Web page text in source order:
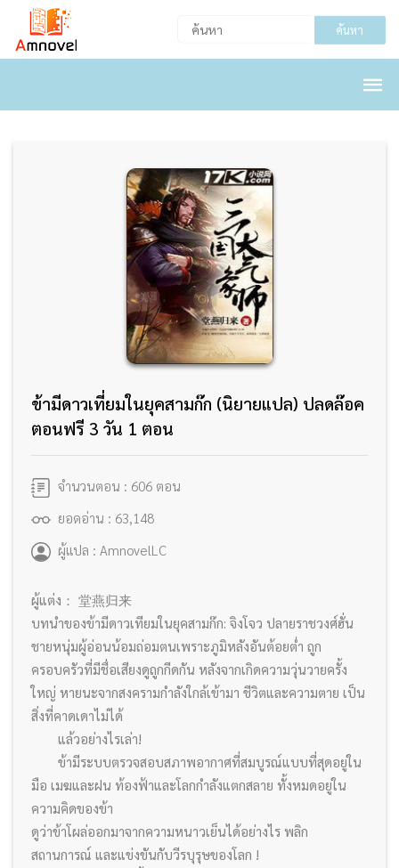
ค้นหา
ข้ามีดาวเที่ยมในยุคสามก๊ก (นิยายแปล) ปลดล๊อค
ตอนฟรี 3 วัน 1 ตอน
จำนวนตอน : 606 ตอน
ยอดอ่าน : 63,148
ผู้แปล : AmnovelLC
ผู้แต่ง： 堂燕归来
บทนำของข้ามีดาวเทียมในยุคสามก๊ก: จิงโจว ปลายราชวงศ์ฮั่น
ชายหนุ่มผู้อ่อนน้อมถ่อมตนเพราะภูมิหลังอันต้อยต่ำ ถูก
ครอบครัวที่มีชื่อเสียงดูถูกกีดกัน หลังจากเกิดความวุ่นวายครั้ง
ใหญ่ หายนะจากสงครามกำลังใกล้เข้ามา ชีวิตและความตาย เป็น
สิ่งที่คาดเดาไม่ได้
แล้วอย่างไรเล่า!
ข้ามีระบบตรวจสอบสภาพอากาศที่สมบูรณ์แบบที่สุดอยู่ใน
มือ เมฆและฝน ท้องฟ้าและโลกกำลังแตกสลาย ทั้งหมดอยู่ใน
ความคิดของข้า
ดูว่าข้าโผล่ออกมาจากความหนาวเย็นได้อย่างไร พลิก
สถานการณ์ และแข่งขันกับวีรบุรุษของโลก !